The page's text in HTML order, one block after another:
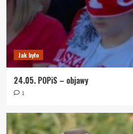
Jak było
24.05. POPiS – objawy
1